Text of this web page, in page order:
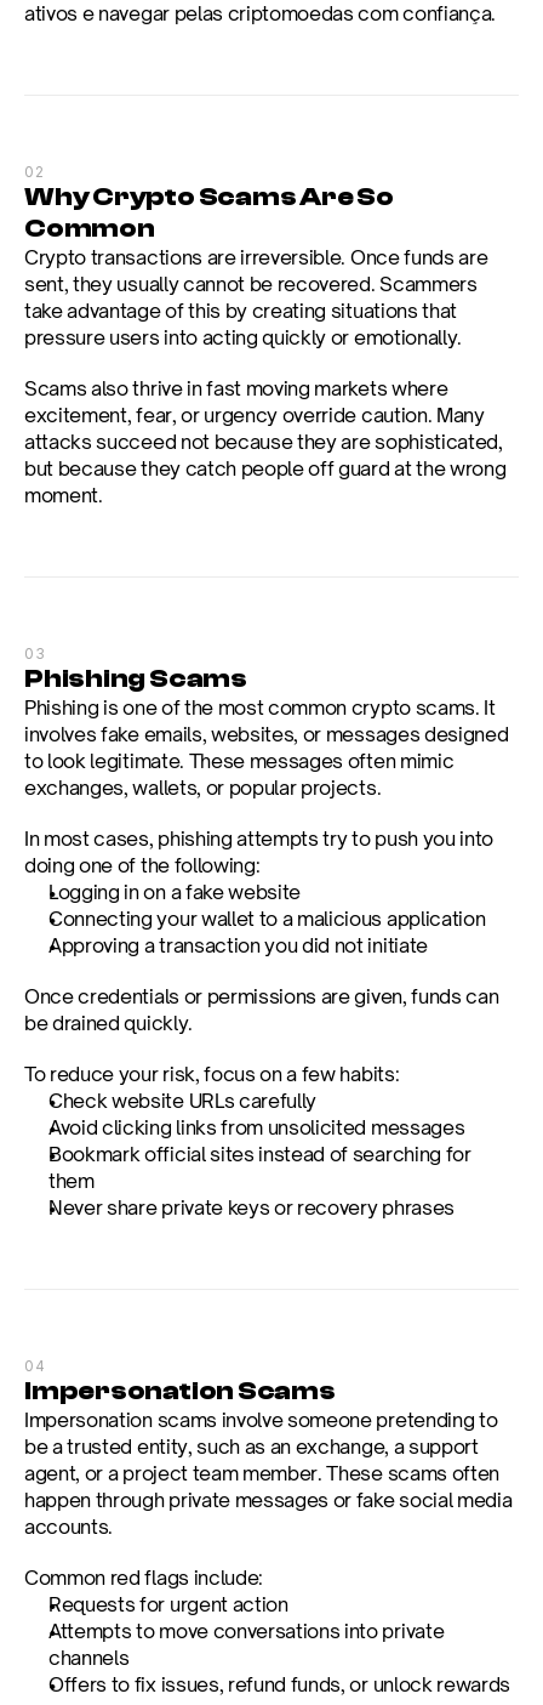
ativos e navegar pelas criptomoedas com confiança.
02
Why Crypto Scams Are So
Common
Crypto transactions are irreversible. Once funds are
sent, they usually cannot be recovered. Scammers
take advantage of this by creating situations that
pressure users into acting quickly or emotionally.
Scams also thrive in fast moving markets where
excitement, fear, or urgency override caution. Many
attacks succeed not because they are sophisticated,
but because they catch people off guard at the wrong
moment.
03
Phishing Scams
Phishing is one of the most common crypto scams. It
involves fake emails, websites, or messages designed
to look legitimate. These messages often mimic
exchanges, wallets, or popular projects.
In most cases, phishing attempts try to push you into
doing one of the following:
Logging in on a fake website
Connecting your wallet to a malicious application
Approving a transaction you did not initiate
Once credentials or permissions are given, funds can
be drained quickly.
To reduce your risk, focus on a few habits:
Check website URLs carefully
Avoid clicking links from unsolicited messages
Bookmark official sites instead of searching for
them
Never share private keys or recovery phrases
04
Impersonation Scams
Impersonation scams involve someone pretending to
be a trusted entity, such as an exchange, a support
agent, or a project team member. These scams often
happen through private messages or fake social media
accounts.
Common red flags include:
Requests for urgent action
Attempts to move conversations into private
channels
Offers to fix issues, refund funds, or unlock rewards